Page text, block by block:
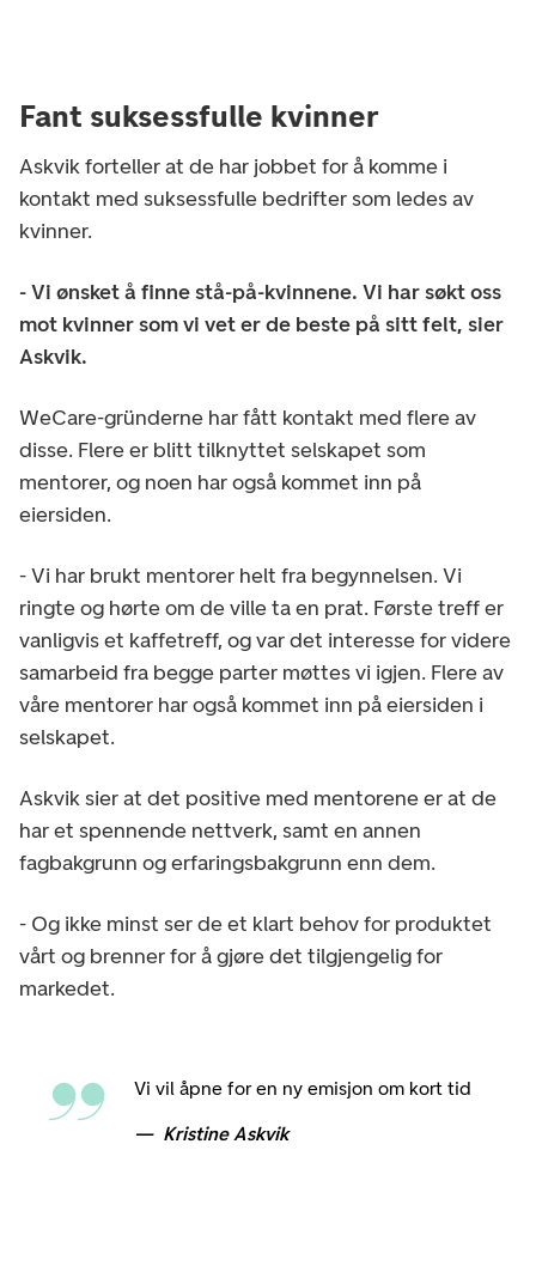
Fant suksessfulle kvinner
Askvik forteller at de har jobbet for å komme i
kontakt med suksessfulle bedrifter som ledes av
kvinner.
- Vi ønsket å finne stå-på-kvinnene. Vi har søkt oss
mot kvinner som vi vet er de beste på sitt felt, sier
Askvik.
WeCare-gründerne har fått kontakt med flere av
disse. Flere er blitt tilknyttet selskapet som
mentorer, og noen har også kommet inn på
eiersiden.
- Vi har brukt mentorer helt fra begynnelsen. Vi
ringte og hørte om de ville ta en prat. Første treff er
vanligvis et kaffetreff, og var det interesse for videre
samarbeid fra begge parter møttes vi igjen. Flere av
våre mentorer har også kommet inn på eiersiden i
selskapet.
Askvik sier at det positive med mentorene er at de
har et spennende nettverk, samt en annen
fagbakgrunn og erfaringsbakgrunn enn dem.
- Og ikke minst ser de et klart behov for produktet
vårt og brenner for å gjøre det tilgjengelig for
markedet.
Vi vil åpne for en ny emisjon om kort tid
Kristine Askvik